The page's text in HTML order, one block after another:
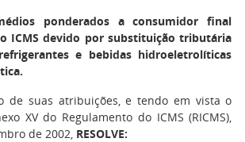
ponderados a consumidor final
ICMS devido por substituição tributária
e bebidas hidroeletrolíticas
de suas atribuições, e tendo em vista o
XV do Regulamento do ICMS (RICMS),
de 2002, RESOLVE: